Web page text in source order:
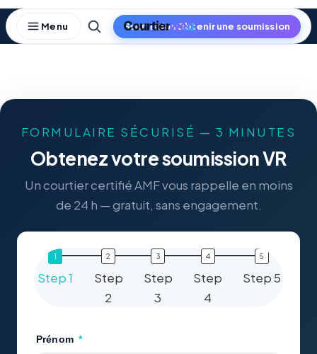
Skip
to
content
Obtenir une soumission
FORMULAIRE SÉCURISÉ — 3 MINUTES
Obtenez votre soumission VR
Un courtier certifié AMF vous rappelle en moins
de 24 h — gratuit, sans engagement.
Step 1
Step
2
Step
3
Step
4
Step 5
Prénom